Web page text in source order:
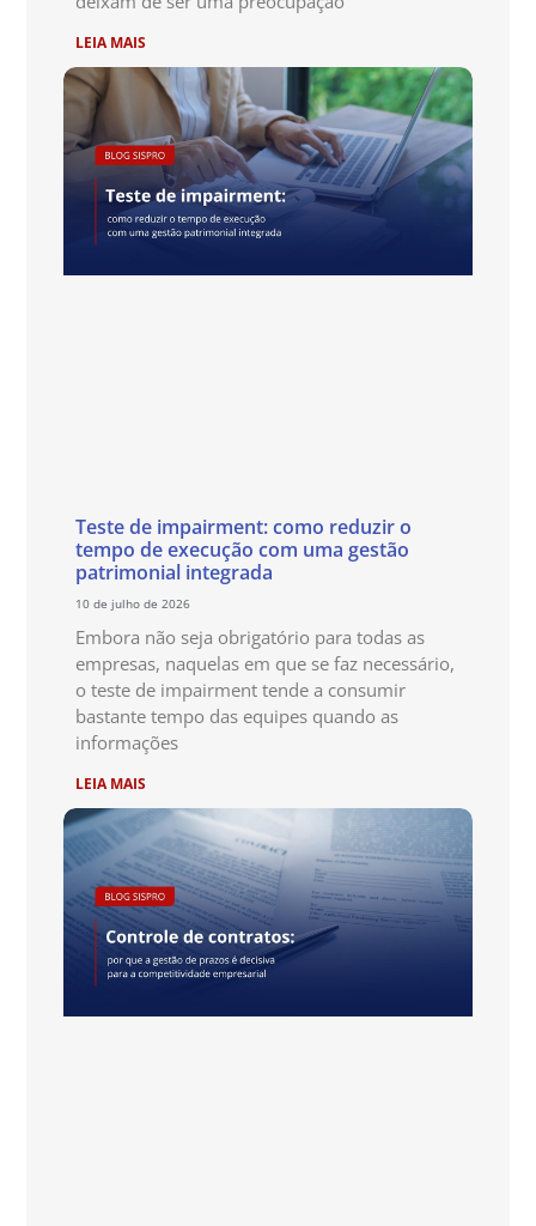
LEIA MAIS
Teste de impairment: como reduzir o
tempo de execução com uma gestão
patrimonial integrada
10 de julho de 2026
Embora não seja obrigatório para todas as
empresas, naquelas em que se faz necessário,
o teste de impairment tende a consumir
bastante tempo das equipes quando as
informações
LEIA MAIS